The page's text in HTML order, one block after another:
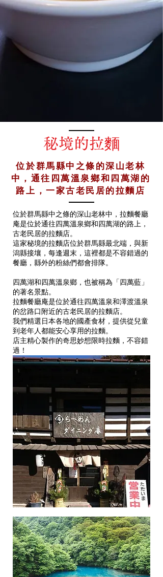
秘境的拉麵
位於群馬縣中之條的深山老林
中，通往四萬溫泉鄉和四萬湖的
路上，一家古老民居的拉麵店
位於群馬縣中之條的深山老林中，拉麵餐廳
庵是位於通往四萬溫泉鄉和四萬湖的路上，
古老民居的拉麵店。
這家秘境的拉麵店位於群馬縣最北端，與新
潟縣接壤，每逢週末，這裡都是不容錯過的
餐廳，縣外的粉絲們都會排隊。
四萬湖和四萬溫泉鄉，也被稱為「四萬藍」
的著名景點。
拉麵餐廳庵是位於通往四萬溫泉和澤渡溫泉
的岔路口附近的古老民居的拉麵店。
我們精選日本各地的國產食材，提供從兒童
到老年人都能安心享用的拉麵。
店主精心製作的奇思妙想限時拉麵，不容錯
過！